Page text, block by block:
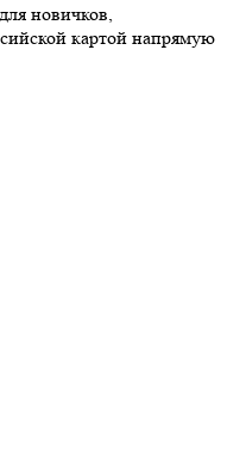
новичков,
картой напрямую